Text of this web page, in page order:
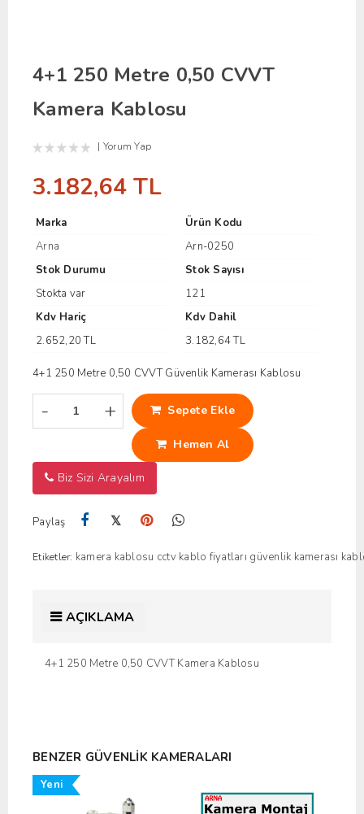
4+1 250 Metre 0,50 CVVT
Kamera Kablosu
Yorum Yap
3.182,64 TL
Marka
Arna
Ürün Kodu
Arn-0250
Stok Durumu
Stokta var
Stok Sayısı
121
Kdv Hariç
2.652,20 TL
Kdv Dahil
3.182,64 TL
4+1 250 Metre 0,50 CVVT Güvenlik Kamerası Kablosu
- + Sepete Ekle
Hemen Al
Biz Sizi Arayalım
Paylaş 𝕏
Etiketler: kamera kablosu cctv kablo fiyatları güvenlik kamerası
AÇIKLAMA
4+1 250 Metre 0,50 CVVT Kamera Kablosu
BENZER GÜVENLIK KAMERALARI
Yeni